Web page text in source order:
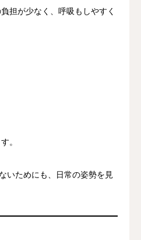
担が少なく、呼吸もしやすく
。
いためにも、日常の姿勢を見